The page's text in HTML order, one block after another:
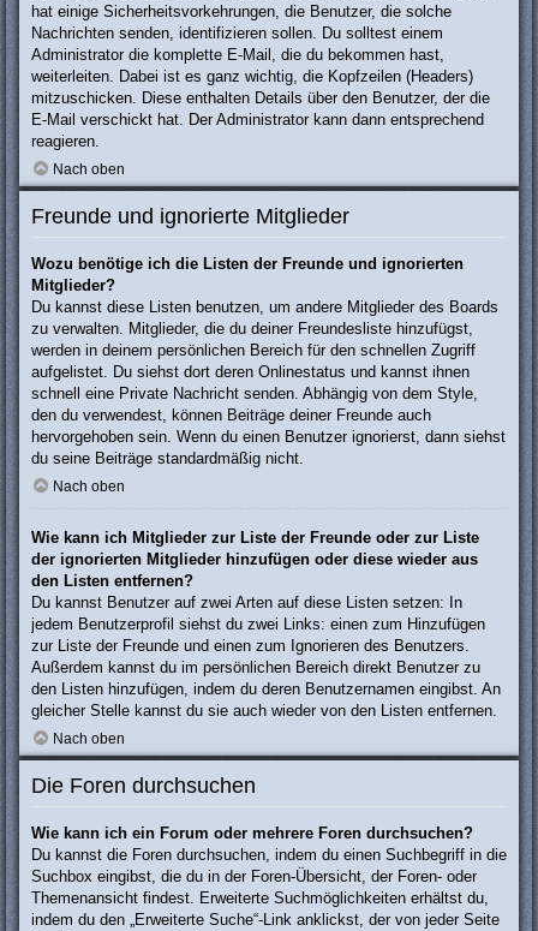
hat einige Sicherheitsvorkehrungen, die Benutzer, die solche
Nachrichten senden, identifizieren sollen. Du solltest einem
Administrator die komplette E-Mail, die du bekommen hast,
weiterleiten. Dabei ist es ganz wichtig, die Kopfzeilen (Headers)
mitzuschicken. Diese enthalten Details über den Benutzer, der die
E-Mail verschickt hat. Der Administrator kann dann entsprechend
reagieren.
Nach oben
Freunde und ignorierte Mitglieder
Wozu benötige ich die Listen der Freunde und ignorierten
Mitglieder?
Du kannst diese Listen benutzen, um andere Mitglieder des Boards
zu verwalten. Mitglieder, die du deiner Freundesliste hinzufügst,
werden in deinem persönlichen Bereich für den schnellen Zugriff
aufgelistet. Du siehst dort deren Onlinestatus und kannst ihnen
schnell eine Private Nachricht senden. Abhängig von dem Style,
den du verwendest, können Beiträge deiner Freunde auch
hervorgehoben sein. Wenn du einen Benutzer ignorierst, dann siehst
du seine Beiträge standardmäßig nicht.
Nach oben
Wie kann ich Mitglieder zur Liste der Freunde oder zur Liste
der ignorierten Mitglieder hinzufügen oder diese wieder aus
den Listen entfernen?
Du kannst Benutzer auf zwei Arten auf diese Listen setzen: In
jedem Benutzerprofil siehst du zwei Links: einen zum Hinzufügen
zur Liste der Freunde und einen zum Ignorieren des Benutzers.
Außerdem kannst du im persönlichen Bereich direkt Benutzer zu
den Listen hinzufügen, indem du deren Benutzernamen eingibst. An
gleicher Stelle kannst du sie auch wieder von den Listen entfernen.
Nach oben
Die Foren durchsuchen
Wie kann ich ein Forum oder mehrere Foren durchsuchen?
Du kannst die Foren durchsuchen, indem du einen Suchbegriff in die
Suchbox eingibst, die du in der Foren-Übersicht, der Foren- oder
Themenansicht findest. Erweiterte Suchmöglichkeiten erhältst du,
indem du den „Erweiterte Suche“-Link anklickst, der von jeder Seite